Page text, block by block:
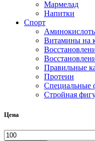
Мармелад
Напитки
Спорт
Витамины на
Правильные
Протеин
Специальные
Стройная
Цена
Минимальная